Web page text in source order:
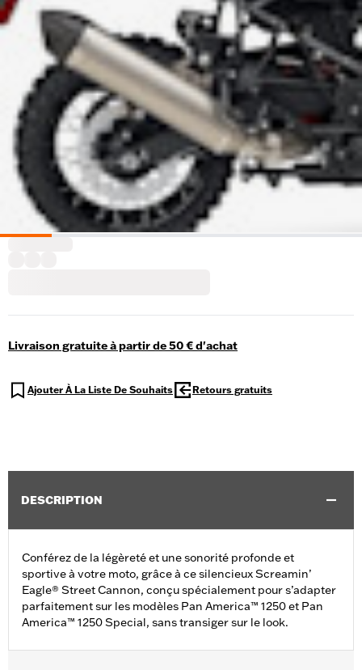
Livraison gratuite à partir de 50 € d'achat
Ajouter À La Liste De Souhaits Retours gratuits
DESCRIPTION
Conférez de la légèreté et une sonorité profonde et
sportive à votre moto, grâce à ce silencieux Screamin’
Eagle® Street Cannon, conçu spécialement pour s’adapter
parfaitement sur les modèles Pan America™ 1250 et Pan
America™ 1250 Special, sans transiger sur le look.